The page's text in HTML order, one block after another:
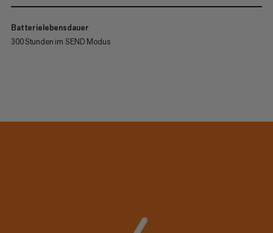
Batterielebensdauer
300 Stunden im SEND Modus